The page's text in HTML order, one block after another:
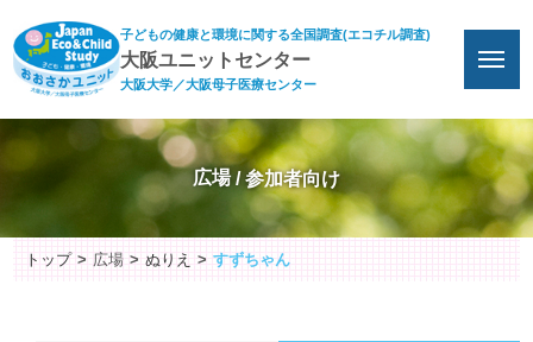
子どもの健康と環境に関する全国調査(エコチル調査)
大阪ユニットセンター
大阪大学／大阪母子医療センター
広場
トップ 広場 ぬりえ すずちゃん